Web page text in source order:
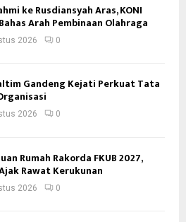
ke Rusdiansyah Aras, KONI
Arah Pembinaan Olahraga
2026 0
Gandeng Kejati Perkuat Tata
2026 0
Rumah Rakorda FKUB 2027,
Rawat Kerukunan
2026 0